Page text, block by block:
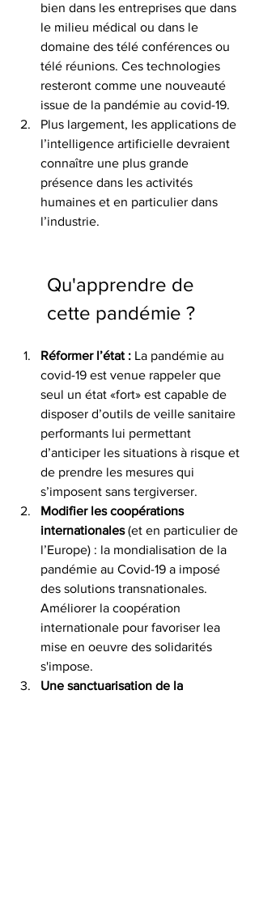
bien dans les entreprises que dans
le milieu médical ou dans le
domaine des télé conférences ou
télé réunions. Ces technologies
resteront comme une nouveauté
issue de la pandémie au covid-19.
Plus largement, les applications de
l’intelligence artificielle devraient
connaître une plus grande
présence dans les activités
humaines et en particulier dans
l’industrie.
Qu'apprendre de
cette pandémie ?
Réformer l’état : La pandémie au
covid-19 est venue rappeler que
seul un état «fort» est capable de
disposer d’outils de veille sanitaire
performants lui permettant
d’anticiper les situations à risque et
de prendre les mesures qui
s’imposent sans tergiverser.
Modifier les coopérations
internationales (et en particulier de
l’Europe) : la mondialisation de la
pandémie au Covid-19 a imposé
des solutions transnationales.
Améliorer la coopération
internationale pour favoriser lea
mise en oeuvre des solidarités
s'impose.
Une sanctuarisation de la